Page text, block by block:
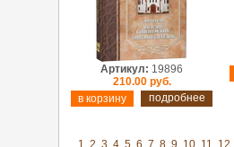
Артикул: 19896
210.00 руб.
подробнее
1 2 3 4 5 6 7 8 9 10 11 12